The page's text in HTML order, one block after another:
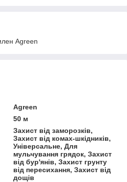
Agreen
Agreen
50 м
Захист від заморозків,
Захист від комах-шкідників,
Універсальне, Для
мульчування грядок, Захист
від бур'янів, Захист грунту
від пересихання, Захист від
дощів